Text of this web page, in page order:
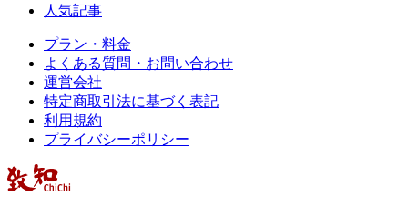
人気記事
プラン・料金
よくある質問・お問い合わせ
運営会社
特定商取引法に基づく表記
利用規約
プライバシーポリシー